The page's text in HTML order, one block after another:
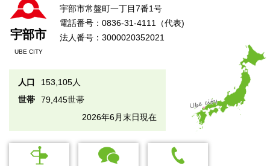
宇部市
UBE CITY
宇部市常盤町一丁目7番1号
電話番号：0836-31-4111（代表)
法人番号：3000020352021
人口
153,105人
世帯
79,445世帯
2026年6月末日現在